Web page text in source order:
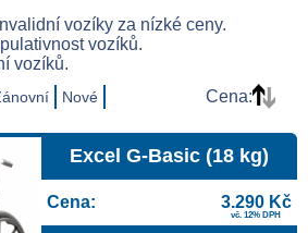
vozíky za nízké ceny.
vozíků.
vozíků.
Nové Cena:
Excel G-Basic (18 kg)
Cena: 3.290 Kč
vč. 12% DPH